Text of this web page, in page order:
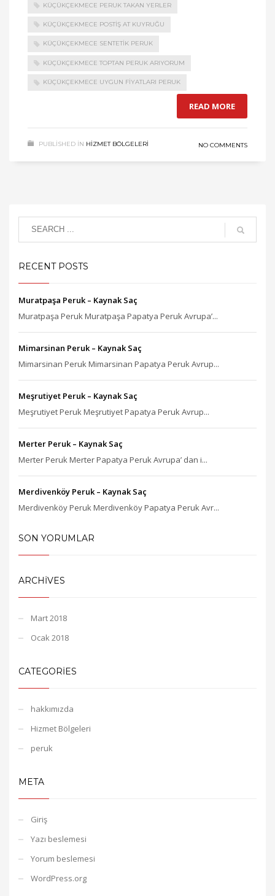
KÜÇÜKÇEKMECE PERUK TAKAN YERLER
KÜÇÜKÇEKMECE POSTIŞ AT KUYRUĞU
KÜÇÜKÇEKMECE SENTETIK PERUK
KÜÇÜKÇEKMECE TOPTAN PERUK ARIYORUM
KÜÇÜKÇEKMECE UYGUN FIYATLARI PERUK
READ MORE
PUBLISHED IN HIZMET BÖLGELERI NO COMMENTS
RECENT POSTS
Muratpaşa Peruk – Kaynak Saç
Muratpaşa Peruk Muratpaşa Papatya Peruk Avrupa’...
Mimarsinan Peruk – Kaynak Saç
Mimarsinan Peruk Mimarsinan Papatya Peruk Avrup...
Meşrutiyet Peruk – Kaynak Saç
Meşrutiyet Peruk Meşrutiyet Papatya Peruk Avrup...
Merter Peruk – Kaynak Saç
Merter Peruk Merter Papatya Peruk Avrupa’ dan i...
Merdivenköy Peruk – Kaynak Saç
Merdivenköy Peruk Merdivenköy Papatya Peruk Avr...
SON YORUMLAR
ARCHIVES
Mart 2018
Ocak 2018
CATEGORIES
hakkımızda
Hizmet Bölgeleri
peruk
META
Giriş
Yazı beslemesi
Yorum beslemesi
WordPress.org